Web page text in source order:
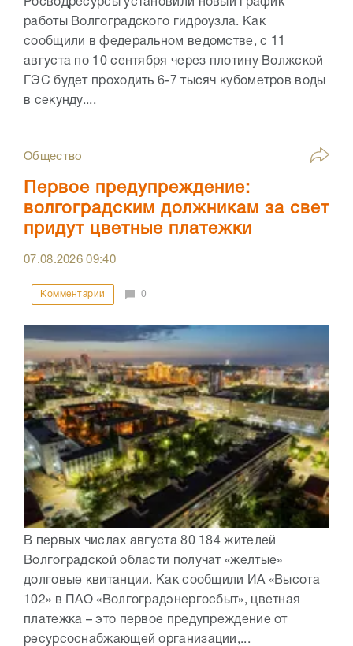
работы Волгоградского гидроузла. Как
сообщили в федеральном ведомстве, с 11
августа по 10 сентября через плотину Волжской
ГЭС будет проходить 6-7 тысяч кубометров воды
в секунду....
Общество
Первое предупреждение:
волгоградским должникам за свет
придут цветные платежки
07.08.202609:40
Комментарии 0
В первых числах августа 80 184 жителей
Волгоградской области получат «желтые»
долговые квитанции. Как сообщили ИА «Высота
102» в ПАО «Волгоградэнергосбыт», цветная
платежка – это первое предупреждение от
ресурсоснабжающей организации,...